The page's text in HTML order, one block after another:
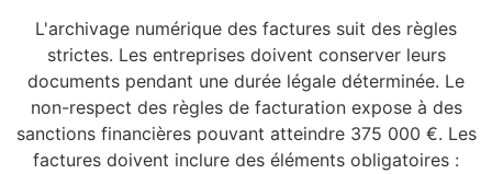
L'archivage numérique des factures suit des règles
strictes. Les entreprises doivent conserver leurs
documents pendant une durée légale déterminée. Le
non-respect des règles de facturation expose à des
sanctions financières pouvant atteindre 375 000 €. Les
factures doivent inclure des éléments obligatoires :